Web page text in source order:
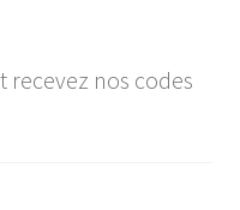
recevez nos codes